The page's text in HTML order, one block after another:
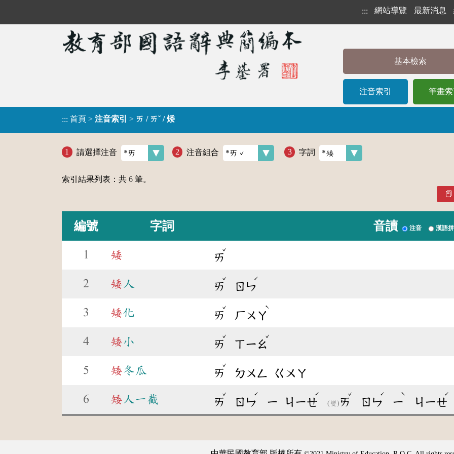
::: 網站導覽 最新消息
基本檢索
注音索引 筆畫索
::: 首頁 > 注音索引 > ㄞ / ㄞˇ / 矮
請選擇注音 注音組合 字詞
索引結果列表：共 6 筆。
編號 字詞 音讀 注音 漢語
1 矮 ㄞ
ˇ
2 矮 人 ㄞ
ˇ
ㄖㄣ
ˊ
3 矮化 ㄞ
ˇ
ㄏㄨㄚ
ˋ
4 矮小 ㄞ
ˇ
ㄒㄧㄠ
ˇ
5 矮冬瓜 ㄞ
ˇ
ㄉㄨㄥ ㄍㄨㄚ
6 矮 人一截 ㄞ
ˇ
ㄖㄣ
ˊ
ㄧ ㄐㄧㄝ
ˊ
(變) ㄞ
ˇ
ㄖㄣ
ˊ
ㄧ
ˋ
ㄐㄧㄝ
ˊ